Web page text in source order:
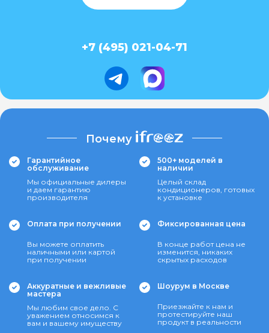
+7 (495) 021-04-71
Почему
Гарантийное
обслуживание
Мы официальные дилеры
и даем гарантию
производителя
500+ моделей в
наличии
Целый склад
кондиционеров, готовых
к установке
Оплата при получении
Вы можете оплатить
наличными или картой
при получении
Фиксированная цена
В конце работ цена не
изменится, никаких
скрытых расходов
Аккуратные и вежливые
мастера
Мы любим свое дело. С
уважением относимся к
вам и вашему имуществу
Шоурум в Москве
Приезжайте к нам и
протестируйте наш
продукт в реальности